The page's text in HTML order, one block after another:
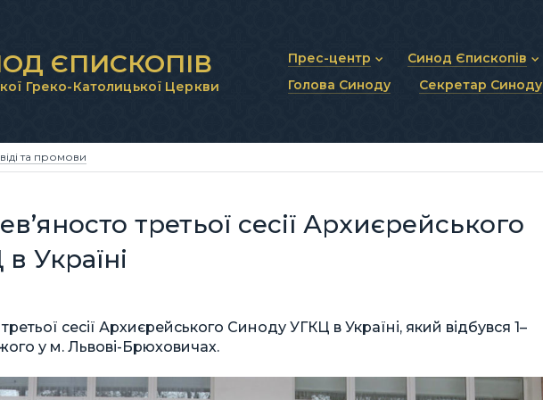
ЄПИСКОПІВ
Греко-Католицької Церкви
Прес-центр
Новини та анонси
Синод Єпископів
Статут Синоду
Синодальні органи
Голова Синоду Секретар Синоду
та промови
третьої сесії Архиєрейського
Україні
сесії Архиєрейського Синоду УГКЦ в Україні, який відбувся 1–
у м. Львові-Брюховичах.